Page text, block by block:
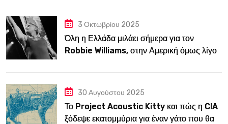
3 Οκτωβρίου 2025
Όλη η Ελλάδα μιλάει σήμερα για τον
Robbie Williams, στην Αμερική όμως λίγοι
30 Αυγούστου 2025
Το Project Acoustic Kitty και πώς η CIA
ξόδεψε εκατομμύρια για έναν γάτο που θα